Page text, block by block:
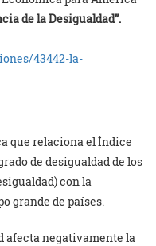
de la Desigualdad”.
43442-la-
que relaciona el Índice
de desigualdad de los
con la
grande de países.
afecta negativamente la